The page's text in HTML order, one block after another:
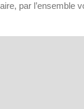
par l’ensemble